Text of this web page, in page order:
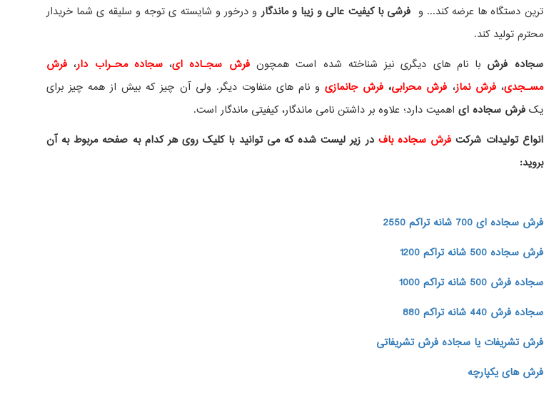
ترین دستگاه ها عرضه کند... و فرشی با کیفیت عالی و زیبا و ماندگارو درخور و شایسته ی توجه و سلیقه ی شما خریدار
محترم تولید کند.
سجاده فرش با نام های دیگری نیز شناخته شده است همچونفرش سجـاده ای، سجاده محـراب دار، فرش
مسـجدی،فرش نماز، فرش محرابی، فرش جانمازیو نام های متفاوت دیگر. ولی آن چیز که بیش از همه چیز برای
یکفرش سجاده ای اهمیت دارد؛ علاوه بر داشتن نامی ماندگار، کیفیتی ماندگار است.
انواع تولیدات شرکت فرش سجاده باف در زیر لیست شده که می توانید با کلیک روی هر کدام به صفحه مربوط به آن
بروید:
فرش سجاده ای 700 شانه تراکم 2550
فرش سجاده 500 شانه تراکم 1200
سجاده فرش 500 شانه تراکم 1000
سجاده فرش 440 شانه تراکم 880
فرش تشریفات یا سجاده فرش تشریفاتی
فرش های یکپارچه